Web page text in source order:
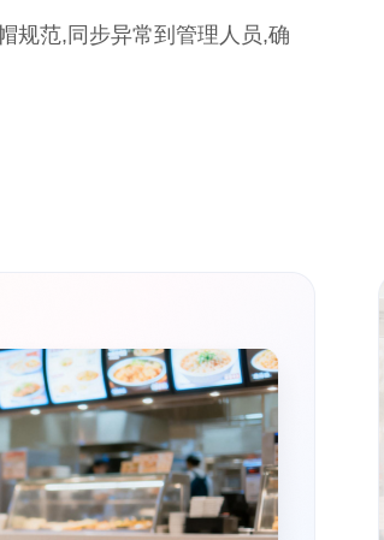
规范,同步异常到管理人员,确